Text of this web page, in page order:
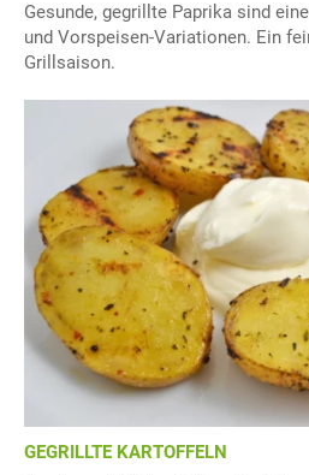
Gesunde, gegrillte Paprika sind
und Vorspeisen-Variationen. Ein
Grillsaison.
GEGRILLTE KARTOFFELN